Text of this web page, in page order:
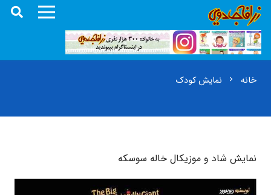
خانه chevron_right نمایش کودک
نمایش شاد و موزیکال خاله سوسکه